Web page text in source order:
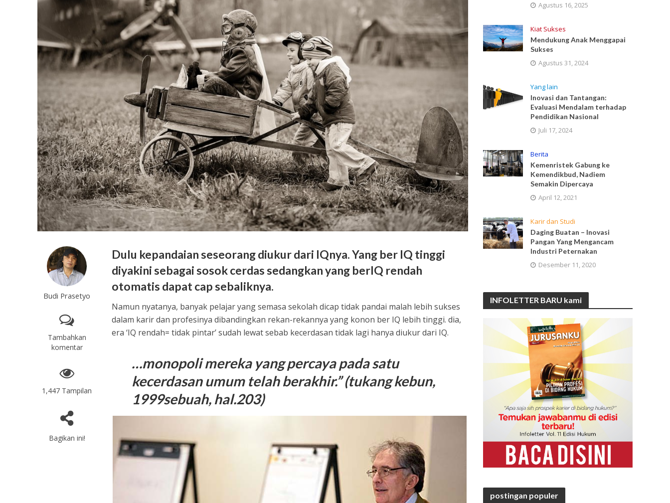
Budi Prasetyo
Tambahkan
komentar
1,447 Tampilan
Bagikan ini!
Dulu kepandaian seseorang diukur dari IQnya. Yang ber IQ tinggi
diyakini sebagai sosok cerdas sedangkan yang berIQ rendah
otomatis dapat cap sebaliknya.
Namun nyatanya, banyak pelajar yang semasa sekolah dicap tidak pandai malah lebih sukses
dalam karir dan profesinya dibandingkan rekan-rekannya yang konon ber IQ lebih tinggi. dia,
era ‘IQ rendah= tidak pintar’ sudah lewat sebab kecerdasan tidak lagi hanya diukur dari IQ.
…monopoli mereka yang percaya pada satu
kecerdasan umum telah berakhir.” (tukang kebun,
1999sebuah, hal.203)
Agustus 16, 2025
Kiat Sukses
Mendukung Anak Menggapai
Sukses
Agustus 31, 2024
Yang lain
Inovasi dan Tantangan:
Evaluasi Mendalam terhadap
Pendidikan Nasional
Juli 17, 2024
Berita
Kemenristek Gabung ke
Kemendikbud, Nadiem
Semakin Dipercaya
April 12, 2021
Karir dan Studi
Daging Buatan – Inovasi
Pangan Yang Mengancam
Industri Peternakan
Desember 11, 2020
INFOLETTER BARU kami
postingan populer